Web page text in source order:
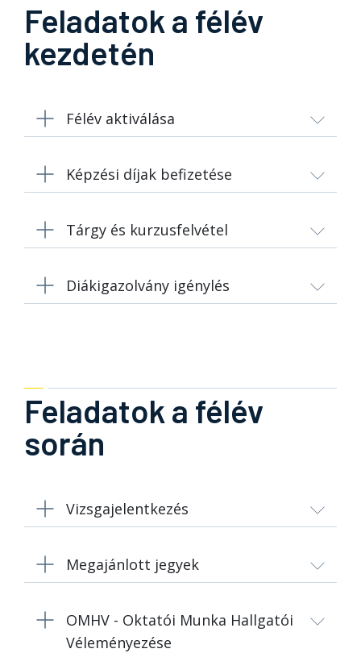
Feladatok a félév
kezdetén
Félév aktiválása
Képzési díjak befizetése
Tárgy és kurzusfelvétel
Diákigazolvány igénylés
Feladatok a félév
során
Vizsgajelentkezés
Megajánlott jegyek
OMHV - Oktatói Munka Hallgatói
Véleményezése